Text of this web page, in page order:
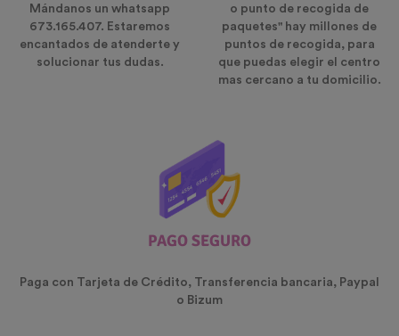
Mándanos un whatsapp
673.165.407. Estaremos
encantados de atenderte y
solucionar tus dudas.
o punto de recogida de
paquetes" hay millones de
puntos de recogida, para
que puedas elegir el centro
mas cercano a tu domicilio.
PAGO SEGURO
Paga con Tarjeta de Crédito, Transferencia bancaria, Paypal
o Bizum